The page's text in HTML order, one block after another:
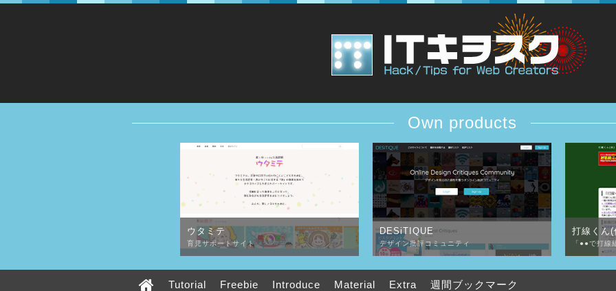
Own products
ウタミテ
育児サポートサイト
DESiTIQUE
デザイン批評コミュニティ
打線くん(
「●●で打線
Tutorial Freebie Introduce Material Extra 週間ブックマーク